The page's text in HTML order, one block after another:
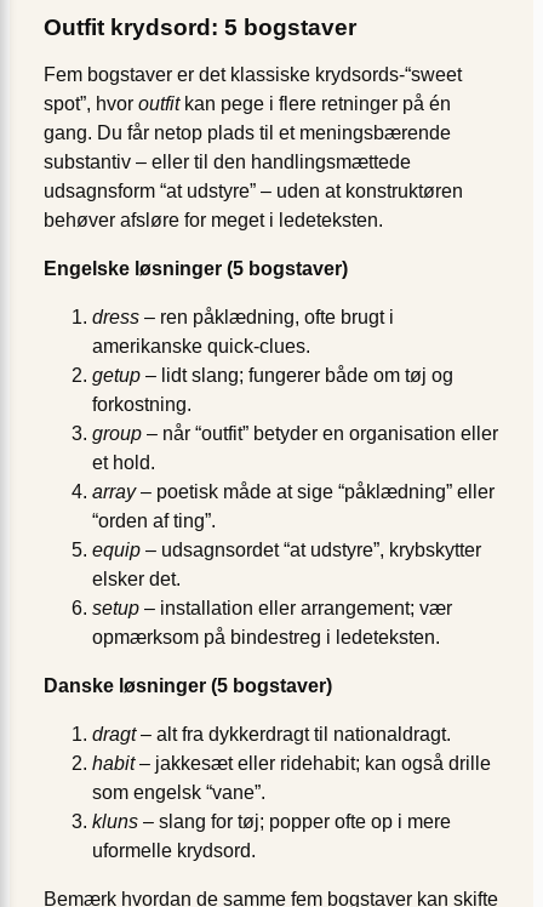
Outfit krydsord: 5 bogstaver
Fem bogstaver er det klassiske krydsords-“sweet
spot”, hvor outfitkan pege i flere retninger på én
gang. Du får netop plads til et meningsbærende
substantiv – eller til den handlingsmættede
udsagnsform “at udstyre” – uden at konstruktøren
behøver afsløre for meget i ledeteksten.
Engelske løsninger (5 bogstaver)
dress – ren påklædning, ofte brugt i
amerikanske quick-clues.
getup – lidt slang; fungerer både om tøj og
forkostning.
group – når “outfit” betyder en organisation eller
et hold.
array– poetisk måde at sige “påklædning” eller
“orden af ting”.
equip – udsagnsordet “at udstyre”, krybskytter
elsker det.
setup – installation eller arrangement; vær
opmærksom på bindestreg i ledeteksten.
Danske løsninger (5 bogstaver)
dragt– alt fra dykkerdragt til nationaldragt.
habit– jakkesæt eller ridehabit; kan også drille
som engelsk “vane”.
kluns – slang for tøj; popper ofte op i mere
uformelle krydsord.
Bemærk hvordan de samme fem bogstaver kan skifte